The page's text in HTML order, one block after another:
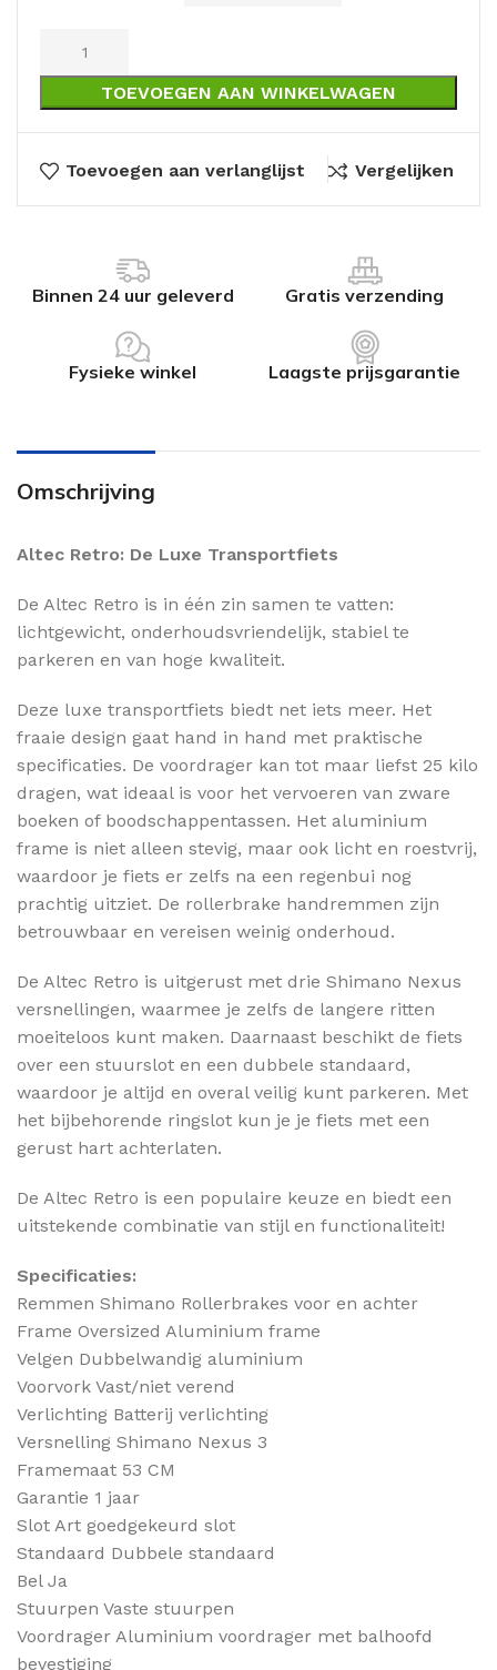
TOEVOEGEN AAN WINKELWAGEN
Toevoegen aan verlanglijst Vergelijken
Binnen 24 uur geleverd Gratis verzending
Fysieke winkel Laagste prijsgarantie
Omschrijving
Altec Retro: De Luxe Transportfiets
De Altec Retro is in één zin samen te vatten:
lichtgewicht, onderhoudsvriendelijk, stabiel te
parkeren en van hoge kwaliteit.
Deze luxe transportfiets biedt net iets meer. Het
fraaie design gaat hand in hand met praktische
specificaties. De voordrager kan tot maar liefst 25 kilo
dragen, wat ideaal is voor het vervoeren van zware
boeken of boodschappentassen. Het aluminium
frame is niet alleen stevig, maar ook licht en roestvrij,
waardoor je fiets er zelfs na een regenbui nog
prachtig uitziet. De rollerbrake handremmen zijn
betrouwbaar en vereisen weinig onderhoud.
De Altec Retro is uitgerust met drie Shimano Nexus
versnellingen, waarmee je zelfs de langere ritten
moeiteloos kunt maken. Daarnaast beschikt de fiets
over een stuurslot en een dubbele standaard,
waardoor je altijd en overal veilig kunt parkeren. Met
het bijbehorende ringslot kun je je fiets met een
gerust hart achterlaten.
De Altec Retro is een populaire keuze en biedt een
uitstekende combinatie van stijl en functionaliteit!
Specificaties:
Remmen Shimano Rollerbrakes voor en achter
Frame Oversized Aluminium frame
Velgen Dubbelwandig aluminium
Voorvork Vast/niet verend
Verlichting Batterij verlichting
Versnelling Shimano Nexus 3
Framemaat 53 CM
Garantie 1 jaar
Slot Art goedgekeurd slot
Standaard Dubbele standaard
Bel Ja
Stuurpen Vaste stuurpen
Voordrager Aluminium voordrager met balhoofd
bevestiging